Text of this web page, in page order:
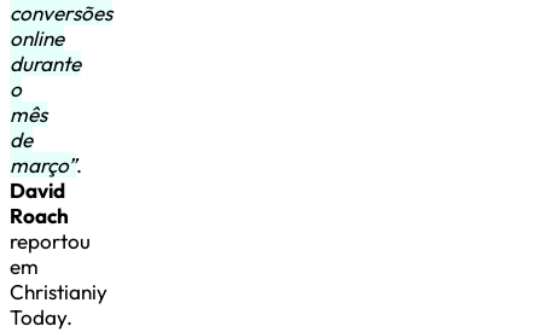
conversões
online
durante
o
mês
de
março”.
David
Roach
reportou
em
Christianiy
Today.